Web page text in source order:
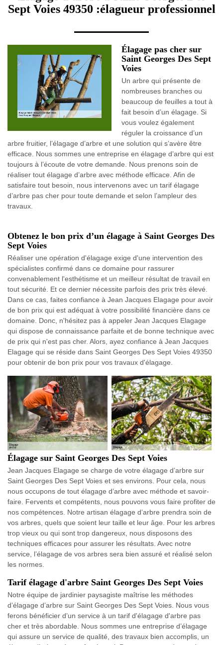
Sept Voies 49350 :élagueur professionnel
Élagage pas cher sur
Saint Georges Des Sept
Voies
Un arbre qui présente de
nombreuses branches ou
beaucoup de feuilles a tout à
fait besoin d’un élagage. Si
vous voulez également
réguler la croissance d’un
arbre fruitier, l’élagage d’arbre et une solution qui s’avère être
efficace. Nous sommes une entreprise en élagage d’arbre qui est
toujours à l’écoute de votre demande. Nous prenons soin de
réaliser tout élagage d’arbre avec méthode efficace. Afin de
satisfaire tout besoin, nous intervenons avec un tarif élagage
d’arbre pas cher pour toute demande et selon l’ampleur des
travaux.
Obtenez le bon prix d’un élagage à Saint Georges Des
Sept Voies
Réaliser une opération d'élagage exige d'une intervention des
spécialistes confirmé dans ce domaine pour rassurer
convenablement l'esthétisme et un meilleur résultat de travail en
tout sécurité. Et ce dernier nécessite parfois des prix très élevé.
Dans ce cas, faites confiance à Jean Jacques Elagage pour avoir
de bon prix qui est adéquat à votre possibilité financière dans ce
domaine. Donc, n'hésitez pas à appeler Jean Jacques Elagage
qui dispose de connaissance parfaite et de bonne technique avec
de prix qui n'est pas cher. Alors, ayez confiance à Jean Jacques
Elagage qui se réside dans Saint Georges Des Sept Voies 49350
pour obtenir de bon prix pour vos travaux d'élagage.
Élagage sur Saint Georges Des Sept Voies
Jean Jacques Elagage se charge de votre élagage d’arbre sur
Saint Georges Des Sept Voies et ses environs. Pour cela, nous
nous occupons de tout élagage d’arbre avec méthode et savoir-
faire. Fervents et compétents, nous pouvons vous faire profiter de
nos compétences. Notre artisan élagage d’arbre prendra soin de
vos arbres, quels que soient leur taille et leur âge. Pour les arbres
trop vieux ou qui sont trop dangereux, nous disposons des
techniques efficaces pour assurer les résultats. Avec notre
service, l’élagage de vos arbres sera bien assuré et réalisé selon
les normes.
Tarif élagage d'arbre Saint Georges Des Sept Voies
Notre équipe de jardinier paysagiste maîtrise les méthodes
d’élagage d’arbre sur Saint Georges Des Sept Voies. Nous vous
ferons bénéficier d’un service à un tarif d'élagage d'arbre pas
cher et très abordable. Nous sommes une entreprise d’élagage
qui assure un service de qualité, des travaux bien accomplis, un